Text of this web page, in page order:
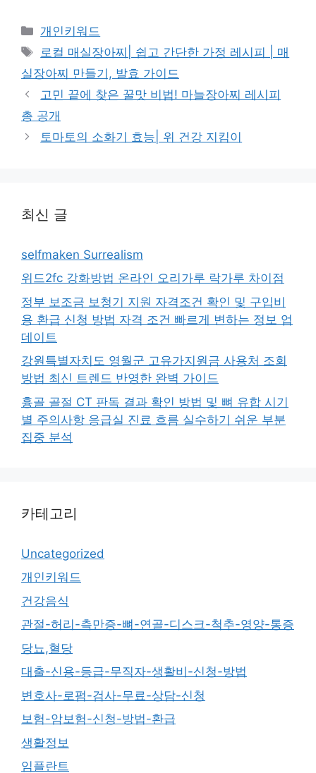
카
테
리
개인키워드
태
그
로컬 매실장아찌| 쉽고 간단한 가정 레시피 | 매
실장아찌 만들기, 발효 가이드
고민 끝에 찾은 꿀맛 비법! 마늘장아찌 레시피
총 공개
토마토의 소화기 효능| 위 건강 지킴이
최신 글
selfmaken Surrealism
위드2fc 강화방법 온라인 오리가루 락가루 차이점
정부 보조금 보청기 지원 자격조건 확인 및 구입비
용 환급 신청 방법 자격 조건 빠르게 변하는 정보 업
데이트
강원특별자치도 영월군 고유가지원금 사용처 조회
방법 최신 트렌드 반영한 완벽 가이드
흉골 골절 CT 판독 결과 확인 방법 및 뼈 유합 시기
별 주의사항 응급실 진료 흐름 실수하기 쉬운 부분
집중 분석
카테고리
Uncategorized
개인키워드
건강음식
관절-허리-측만증-뼈-연골-디스크-척추-영양-통증
당뇨,혈당
대출-신용-등급-무직자-생활비-신청-방법
변호사-로펌-검사-무료-상담-신청
보험-암보험-신청-방법-환급
생활정보
임플란트